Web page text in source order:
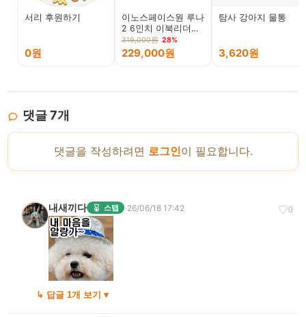
서리 후원하기
0원
이노스페이스원 루나
2 6인치 이북리더기,
화이트, 1개
319,000원 28%
229,000원
탐사 강아지 물통
3,620원
댓글7개
댓글을 작성하려면 로그인이 필요합니다.
♡0
내새끼다 스탭 ·26/06/18 17:42
↳ 답글 1개 보기 ▾